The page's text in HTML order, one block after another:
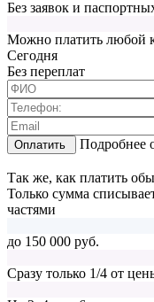
Без заявок и
Можно платить любой
Cегодня
Без переплат
Оплатить Подробнее
Так же, как платить
Только сумма
частями
до 150 000 руб.
Сразу только 1/4 от